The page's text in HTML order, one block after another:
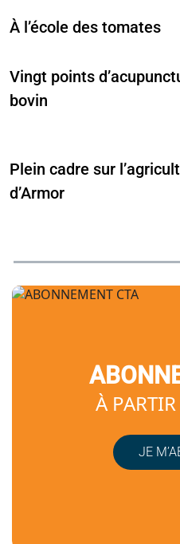
À l’école des tomates
Vingt points
bovin
Plein cadre sur
d’Armor
À
JE